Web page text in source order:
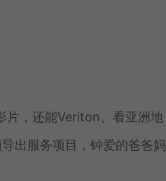
片，还能Veriton、看亚洲地
出服务项目，钟爱的爸爸妈